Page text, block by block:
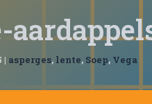
| asperges, lente, Soep, Vega